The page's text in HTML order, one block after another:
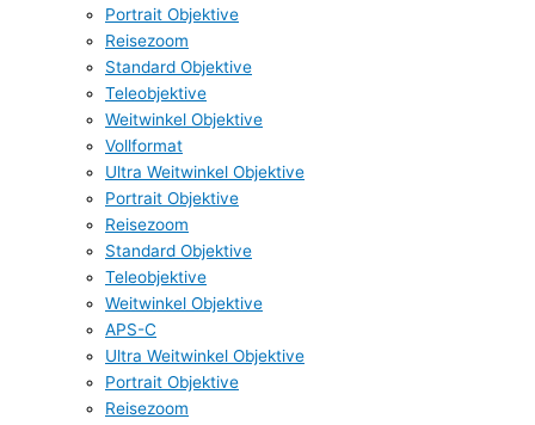
Portrait Objektive
Reisezoom
Standard Objektive
Teleobjektive
Weitwinkel Objektive
Vollformat
Ultra Weitwinkel Objektive
Portrait Objektive
Reisezoom
Standard Objektive
Teleobjektive
Weitwinkel Objektive
APS-C
Ultra Weitwinkel Objektive
Portrait Objektive
Reisezoom